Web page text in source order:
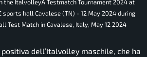
the ItalvolleyÂ Testmatch Tournament 2024 at
sports hall Cavalese (TN) - 12 May 2024 during
Test Match in Cavalese, Italy, May 12 2024
dell’Italvolley maschile, che ha